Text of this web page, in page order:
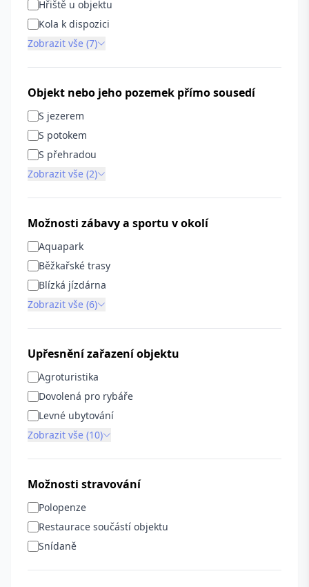
Hřiště u objektu
Kola k dispozici
Zobrazit vše (7)
Objekt nebo jeho pozemek přímo sousedí
S jezerem
S potokem
S přehradou
Zobrazit vše (2)
Možnosti zábavy a sportu v okolí
Aquapark
Běžkařské trasy
Blízká jízdárna
Zobrazit vše (6)
Upřesnění zařazení objektu
Agroturistika
Dovolená pro rybáře
Levné ubytování
Zobrazit vše (10)
Možnosti stravování
Polopenze
Restaurace součástí objektu
Snídaně